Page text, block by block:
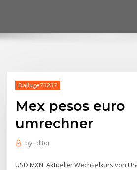
Dalluge73237
Mex pesos euro
umrechner
by Editor
USD MXN: Aktueller Wechselkurs von